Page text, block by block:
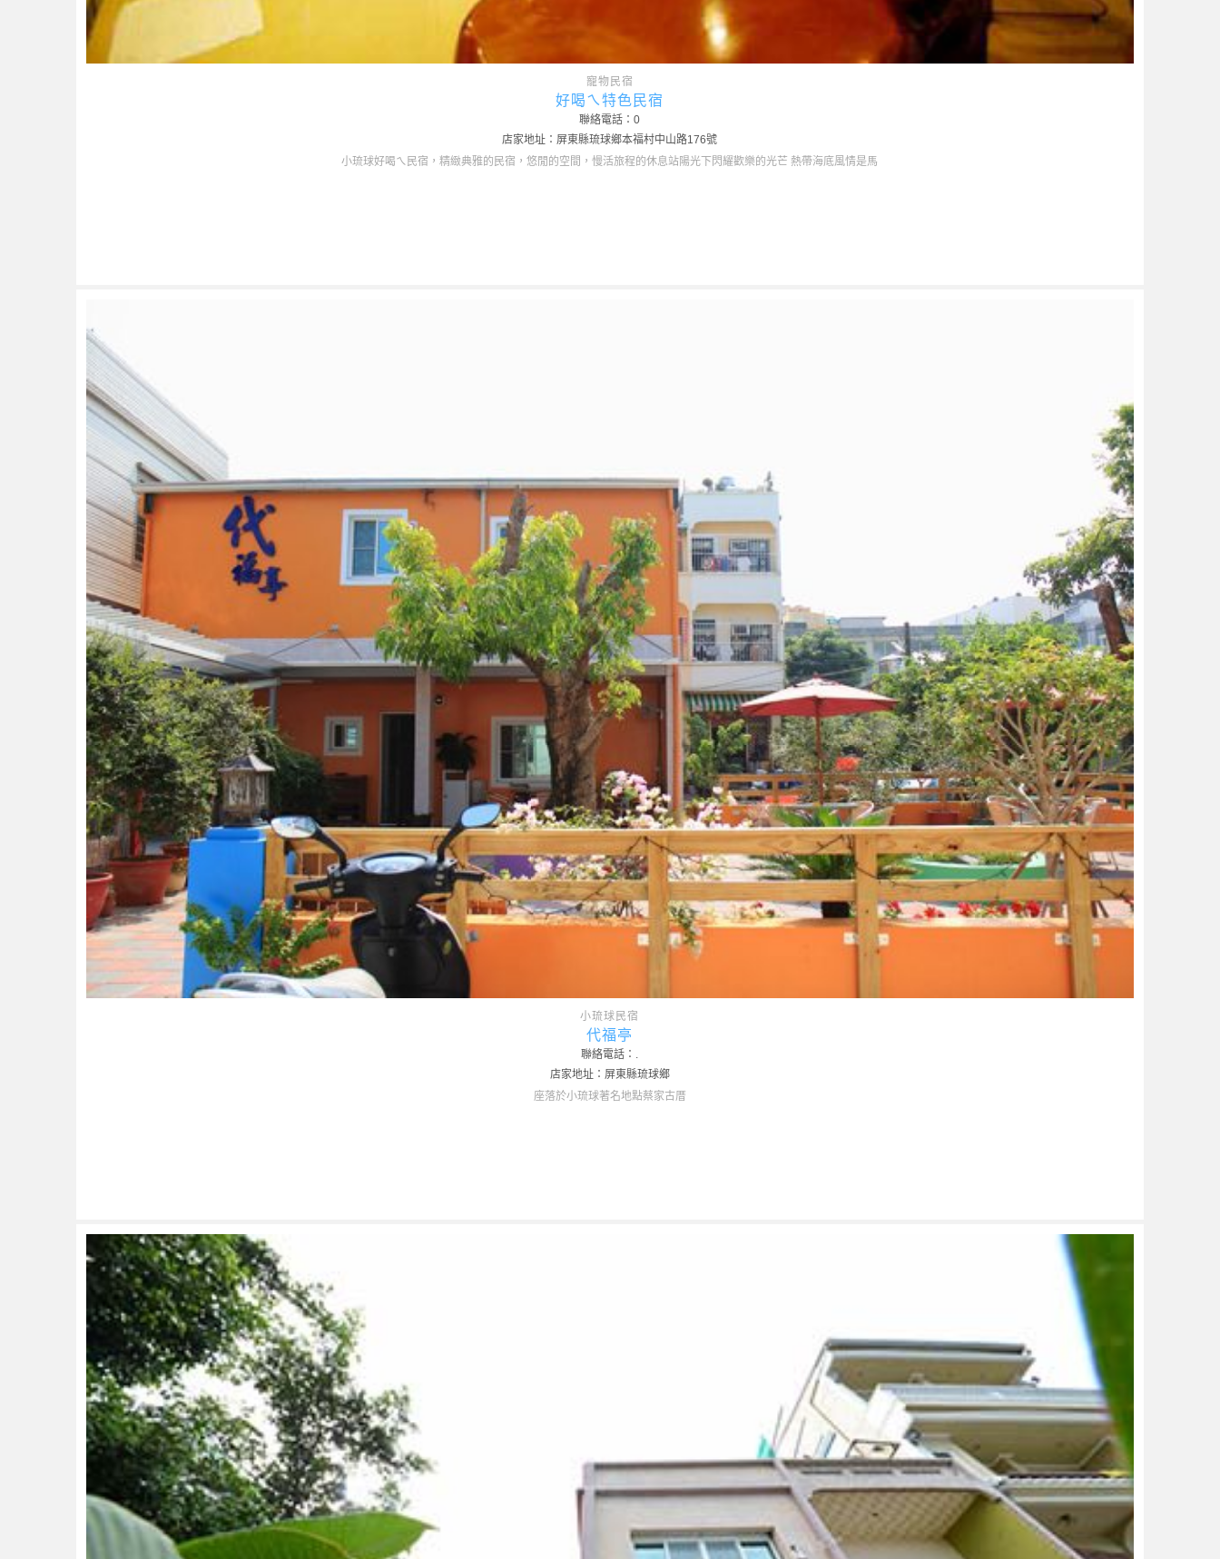
寵物民宿
好喝ㄟ特色民宿
聯絡電話：0
店家地址：屏東縣琉球鄉本福村中山路176號
小琉球好喝ㄟ民宿，精緻典雅的民宿，悠閒的空間，慢活旅程的休息站陽光下閃耀歡樂的光芒 熱帶海底風情是馬
小琉球民宿
代福亭
聯絡電話：.
店家地址：屏東縣琉球鄉
座落於小琉球著名地點蔡家古厝